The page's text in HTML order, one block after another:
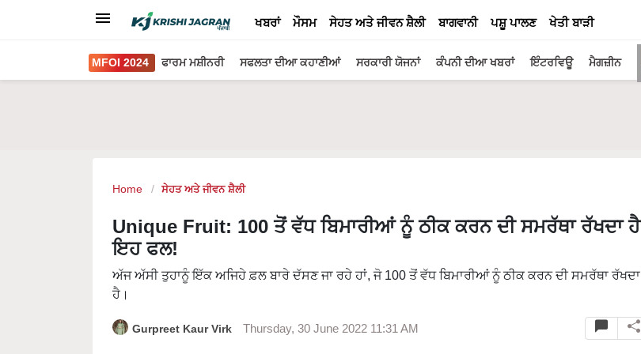
ਖਬਰਾਂ ਮੌਸਮ ਸੇਹਤ ਅਤੇ ਜੀਵਨ ਸ਼ੈਲੀ ਬਾਗਵਾਨੀ ਪਸ਼ੂ ਪਾਲਣ ਖੇਤੀ ਬਾੜੀ
MFOI 2024 ਫਾਰਮ ਮਸ਼ੀਨਰੀ ਸਫਲਤਾ ਦੀਆ ਕਹਾਣੀਆਂ ਸਰਕਾਰੀ ਯੋਜਨਾਂ ਕੰਪਨੀ ਦੀਆ ਖਬਰਾਂ ਇੰਟਰਵਿਊ ਮੈਗਜ਼ੀਨ
Home ਸੇਹਤ ਅਤੇ ਜੀਵਨ ਸ਼ੈਲੀ
Unique Fruit: 100 ਤੋਂ ਵੱਧ ਬਿਮਾਰੀਆਂ ਨੂੰ ਠੀਕ ਕਰਨ ਦੀ ਸਮਰੱਥਾ ਰੱਖਦਾ ਹੈ
ਇਹ ਫਲ!
ਅੱਜ ਅੱਸੀ ਤੁਹਾਨੂੰ ਇੱਕ ਅਜਿਹੇ ਫ਼ਲ ਬਾਰੇ ਦੱਸਣ ਜਾ ਰਹੇ ਹਾਂ, ਜੋ 100 ਤੋਂ ਵੱਧ ਬਿਮਾਰੀਆਂ ਨੂੰ ਠੀਕ ਕਰਨ ਦੀ ਸਮਰੱਥਾ ਰੱਖਦਾ
ਹੈ।
Gurpreet Kaur Virk Thursday, 30 June 2022 11:31 AM